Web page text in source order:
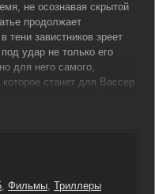
не осознавая скрытой
продолжает
завистников зреет
удар не только его
для него самого,
станет для Вассер
стоит сложная
и добрую
напряженном и
Но неизвестен
Матье преодолеть все
из ситуации еще
, Фильмы, Триллеры